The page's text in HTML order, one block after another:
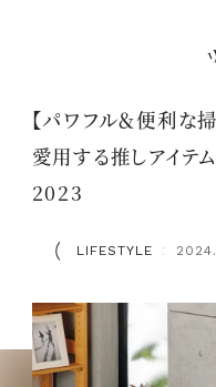
【パワフル＆便利な
愛用する推しアイテ
2023
LIFESTYLE ：